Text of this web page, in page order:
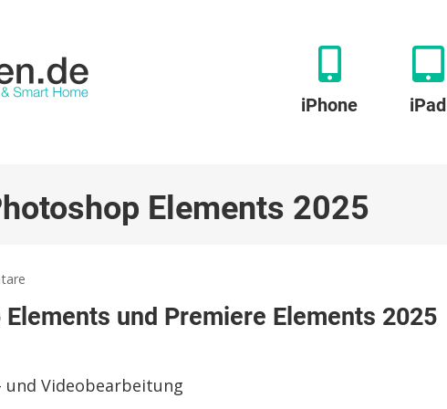
iPhone iPad
Elements 2025
Adobe
und
Premiere
und Premiere Elements 2025
und Videobearbeitung